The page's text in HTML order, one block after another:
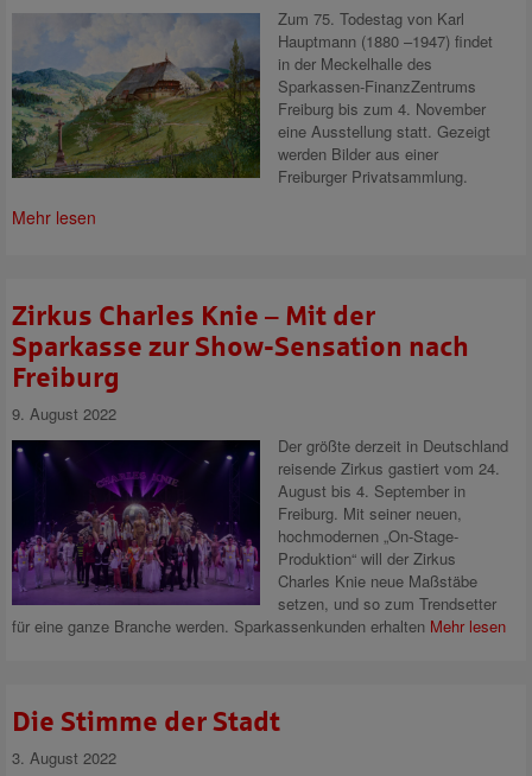
Zum 75. Todestag von Karl
Hauptmann (1880 –1947) findet
in der Meckelhalle des
Sparkassen-FinanzZentrums
Freiburg bis zum 4. November
eine Ausstellung statt. Gezeigt
werden Bilder aus einer
Freiburger Privatsammlung.
Mehr lesen
Zirkus Charles Knie – Mit der
Sparkasse zur Show-Sensation nach
Freiburg
9. August 2022
Der größte derzeit in Deutschland
reisende Zirkus gastiert vom 24.
August bis 4. September in
Freiburg. Mit seiner neuen,
hochmodernen „On-Stage-
Produktion“ will der Zirkus
Charles Knie neue Maßstäbe
setzen, und so zum Trendsetter
für eine ganze Branche werden. Sparkassenkunden erhalten Mehr lesen
Die Stimme der Stadt
3. August 2022